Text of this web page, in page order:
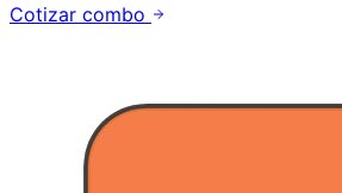
Cotizar combo